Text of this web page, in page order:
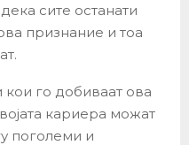
сите останати
признание и тоа
го добиваат ова
кариера можат
поголеми и